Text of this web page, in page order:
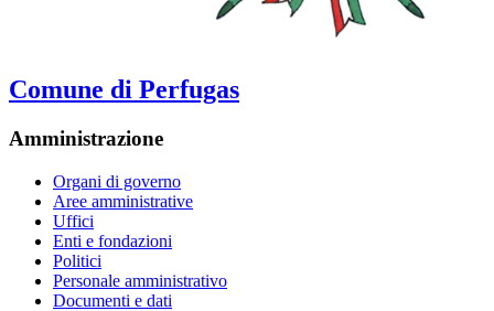
Comune di Perfugas
Amministrazione
Organi di governo
Aree amministrative
Uffici
Enti e fondazioni
Politici
Personale amministrativo
Documenti e dati